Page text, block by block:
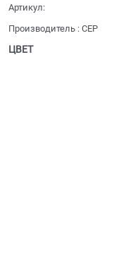
Артикул:
Производитель : CEP
ЦВЕТ